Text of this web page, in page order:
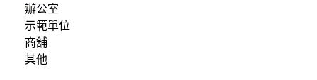
辦公室
示範單位
商舖
其他